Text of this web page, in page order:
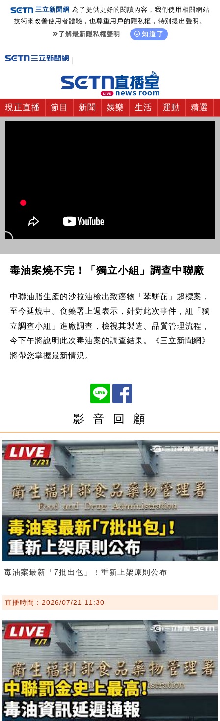
三立新聞網 為了提供更好的閱讀內容，我們使用相關網站
技術來改善使用者體驗，也尊重用戶的隱私權，特別提出聲明。
了解最新隱私權聲明
知道了
現正直播 節目 新聞 娛樂 生活 運動 精選
毒油案燒不完！「獨立小組」調查中聯廠
中聯油脂生產的沙拉油檢出致癌物「苯駢芘」超標案，
至今延燒中。食藥署上週表示，針對此次事件，組「獨
立調查小組」進廠調查，檢視其製造、品質管理流程，
今下午將說明此次毒油案的調查結果。《三立新聞網》
將帶您掌握最新情況。
影 音 回 顧
毒油案最新「7批出包」！重新上架原則公布
直播時間：2026/07/21 11:30